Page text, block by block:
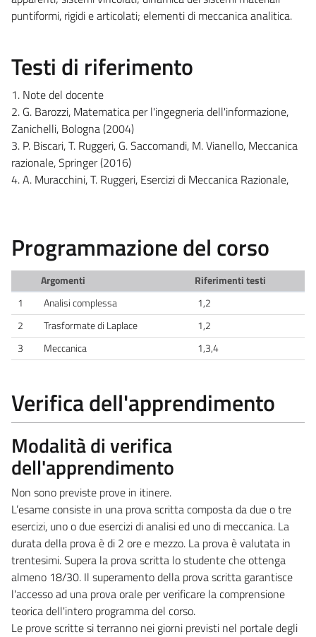
puntiformi, rigidi e articolati; elementi di meccanica analitica.
Testi di riferimento
1. Note del docente
2. G. Barozzi, Matematica per l'ingegneria dell'informazione,
Zanichelli, Bologna (2004)
3. P. Biscari, T. Ruggeri, G. Saccomandi, M. Vianello, Meccanica
razionale, Springer (2016)
4. A. Muracchini, T. Ruggeri, Esercizi di Meccanica Razionale,
Programmazione del corso
Argomenti
Riferimenti testi
1
Analisi complessa
1,2
2
Trasformate di Laplace
1,2
3
Meccanica 1,3,4
Verifica dell'apprendimento
Modalità di verifica
dell'apprendimento
Non sono previste prove in itinere.
L’esame consiste in una prova scritta composta da due o tre
esercizi, uno o due esercizi di analisi ed uno di meccanica. La
durata della prova è di 2 ore e mezzo. La prova è valutata in
trentesimi. Supera la prova scritta lo studente che ottenga
almeno 18/30. Il superamento della prova scritta garantisce
l'accesso ad una prova orale per verificare la comprensione
teorica dell'intero programma del corso.
Le prove scritte si terranno nei giorni previsti nel portale degli